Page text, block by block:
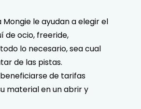
Mongie le ayudan a elegir el
de ocio, freeride,
lo necesario, sea cual
de las pistas.
de tarifas
material en un abrir y